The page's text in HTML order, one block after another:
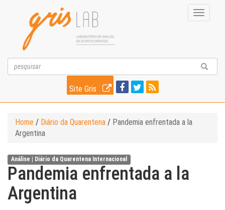
Toggle
Site Gris
Home / Diário da Quarentena / Pandemia enfrentada a la
Argentina
Análise | Diário da Quarentena Internacional
Pandemia enfrentada a la
Argentina